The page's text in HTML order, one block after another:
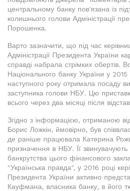
центральному банку пов'язана із
колишнього голови Адміністрації
Порошенка.
Варто зазначити, що під час
Адміністрації Президента України
справді набрала стрімких обертів.
Національного банку України у 2015
наступного року отримала посаду
заступника голови НБУ. Цю
всього через два місяці після
Згідно з інформацією, отриманою
Борис Ложкін, ймовірно, був
де раніше працювала Катерина
призначення в НБУ. Її звинувачують
банкрутства цього фінансового
"Українська правда", у 2016 році
Президента України активно
Кауфмана, власника банку, в його